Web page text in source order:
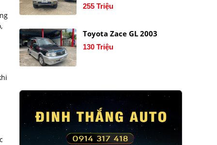
255 Triệu
Toyota Zace GL 2003
130 Triệu